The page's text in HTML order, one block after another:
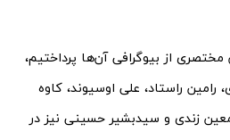
مختصری از بیوگرافی آن‌ها پرداختیم،
راستاد، علی اوسیوند، کاوه
زندی و سیدبشیر حسینی نیز در